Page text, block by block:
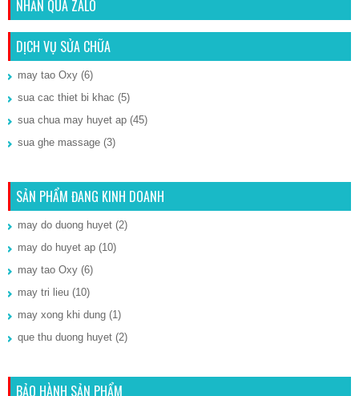
NHẮN QUA ZALO
DỊCH VỤ SỬA CHỮA
may tao Oxy (6)
sua cac thiet bi khac (5)
sua chua may huyet ap (45)
sua ghe massage (3)
SẢN PHẨM ĐANG KINH DOANH
may do duong huyet (2)
may do huyet ap (10)
may tao Oxy (6)
may tri lieu (10)
may xong khi dung (1)
que thu duong huyet (2)
BẢO HÀNH SẢN PHẨM